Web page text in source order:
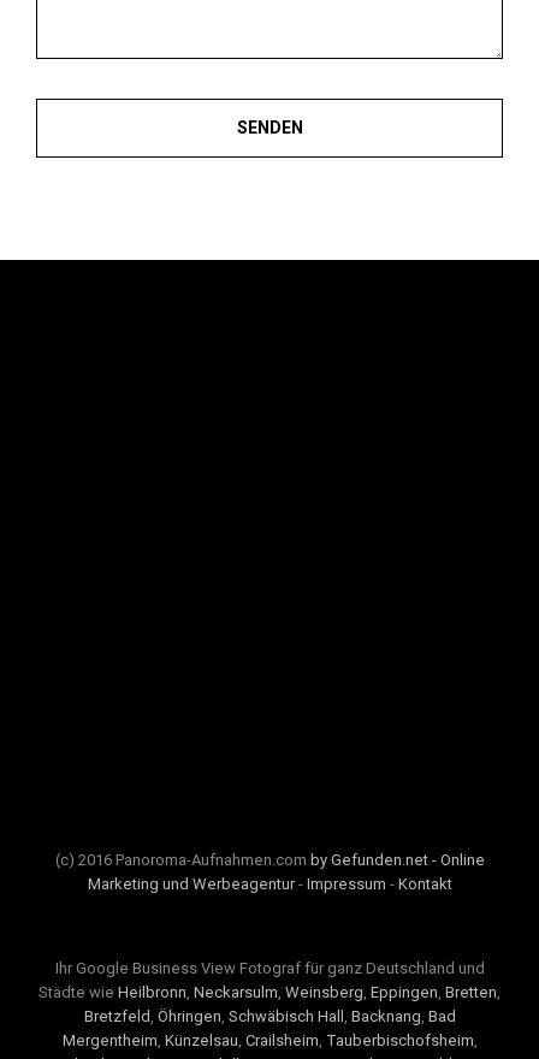
(c) 2016 Panoroma-Aufnahmen.com by Gefunden.net - Online
Marketing und Werbeagentur- Impressum - Kontakt
Ihr Google Business View Fotograf für ganz Deutschland und
Städte wie Heilbronn Neckarsulm Weinsberg Eppingen Bretten
Bretzfeld Öhringen Schwäbisch Hall Backnang Bad
Mergentheim Künzelsau Crailsheim Tauberbischofsheim